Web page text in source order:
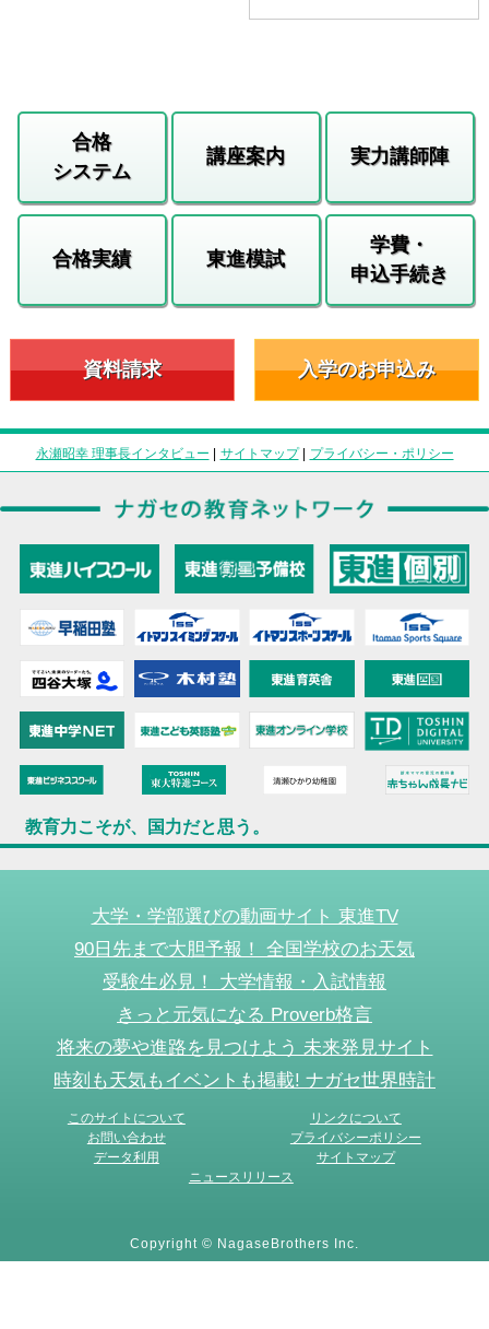
合格
システム
講座案内 実力講師陣
合格実績 東進模試
学費・
申込手続き
資料請求 入学のお申込み
永瀬昭幸 理事長インタビュー | サイトマップ| プライバシー・ポリシー
教育力こそが、国力だと思う。
大学・学部選びの動画サイト 東進TV
90日先まで大胆予報！ 全国学校のお天気
受験生必見！ 大学情報・入試情報
きっと元気になる Proverb格言
将来の夢や進路を見つけよう 未来発見サイト
時刻も天気もイベントも掲載! ナガセ世界時計
このサイトについて
リンクについて
お問い合わせ
プライバシーポリシー
データ利用
サイトマップ
ニュースリリース
Copyright © NagaseBrothers Inc.